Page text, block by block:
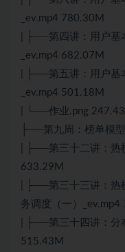
_ev.mp4 780.30M
| ├──第四讲：用户基
_ev.mp4 682.07M
| ├──第五讲：用户基
_ev.mp4 501.18M
| └──作业.png
├──第九周：榜单模
| ├──第三十二讲：热
633.29M
| ├──第三十三讲：热
务调度（一）_ev.mp4
| ├──第三十四讲：分
515.43M